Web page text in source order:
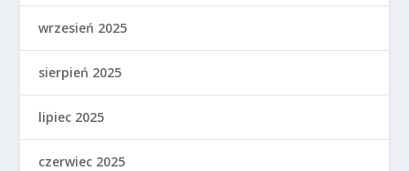
wrzesień 2025
sierpień 2025
lipiec 2025
czerwiec 2025